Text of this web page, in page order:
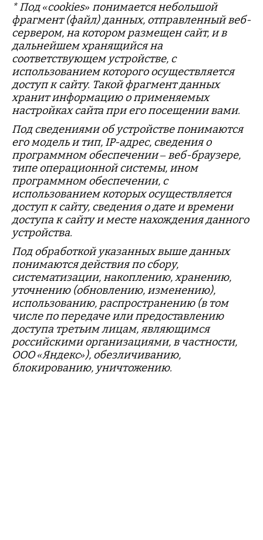
* Под «cookies» понимается небольшой
фрагмент (файл) данных, отправленный веб-
сервером, на котором размещен сайт, и в
дальнейшем хранящийся на
соответствующем устройстве, с
использованием которого осуществляется
доступ к сайту. Такой фрагмент данных
хранит информацию о применяемых
настройках сайта при его посещении вами.
Под сведениями об устройстве понимаются
его модель и тип, IP-адрес, сведения о
программном обеспечении – веб-браузере,
типе операционной системы, ином
программном обеспечении, с
использованием которых осуществляется
доступ к сайту, сведения о дате и времени
доступа к сайту и месте нахождения данного
устройства.
Под обработкой указанных выше данных
понимаются действия по сбору,
систематизации, накоплению, хранению,
уточнению (обновлению, изменению),
использованию, распространению (в том
числе по передаче или предоставлению
доступа третьим лицам, являющимся
российскими организациями, в частности,
ООО «Яндекс»), обезличиванию,
блокированию, уничтожению.